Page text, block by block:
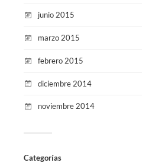
junio 2015
marzo 2015
febrero 2015
diciembre 2014
noviembre 2014
Categorías